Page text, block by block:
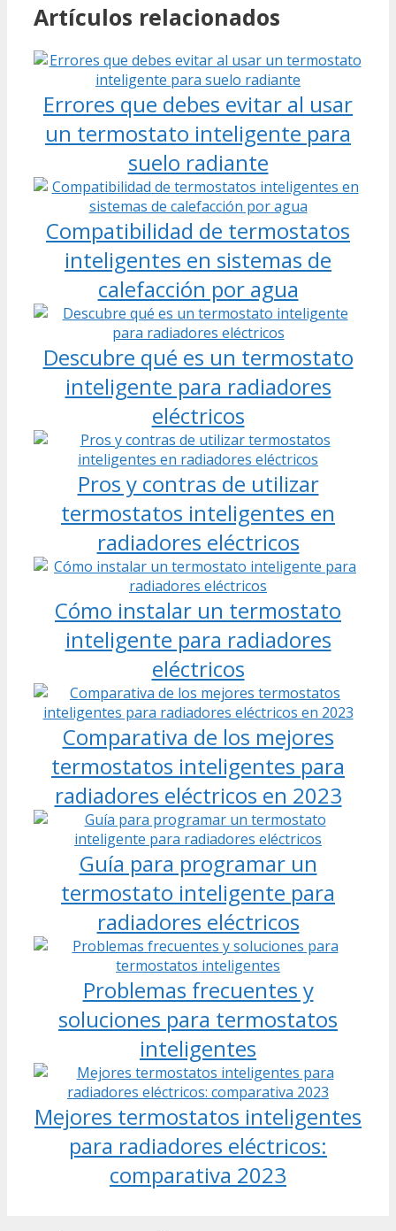
Artículos relacionados
Errores que debes evitar al usar
un termostato inteligente para
suelo radiante
Compatibilidad de termostatos
inteligentes en sistemas de
calefacción por agua
Descubre qué es un termostato
inteligente para radiadores
eléctricos
Pros y contras de utilizar
termostatos inteligentes en
radiadores eléctricos
Cómo instalar un termostato
inteligente para radiadores
eléctricos
Comparativa de los mejores
termostatos inteligentes para
radiadores eléctricos en 2023
Guía para programar un
termostato inteligente para
radiadores eléctricos
Problemas frecuentes y
soluciones para termostatos
inteligentes
Mejores termostatos inteligentes
para radiadores eléctricos:
comparativa 2023